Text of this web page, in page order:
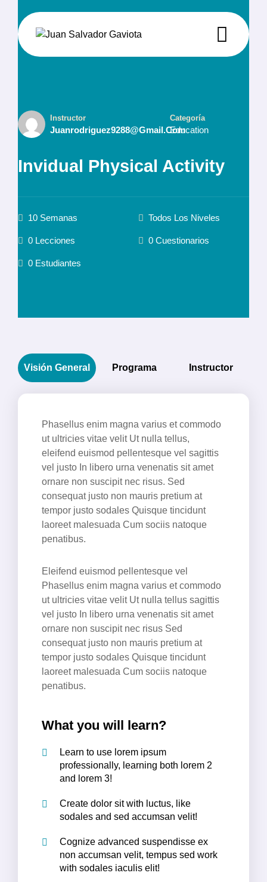
Instructor
Juanrodriguez9288@gmail.com
Categoría
Education
Invidual Physical Activity
10 Semanas Todos Los Niveles
0 Lecciones 0 Cuestionarios
0 Estudiantes
Visión General Programa Instructor
Phasellus enim magna varius et commodo
ut ultricies vitae velit Ut nulla tellus,
eleifend euismod pellentesque vel sagittis
vel justo In libero urna venenatis sit amet
ornare non suscipit nec risus. Sed
consequat justo non mauris pretium at
tempor justo sodales Quisque tincidunt
laoreet malesuada Cum sociis natoque
penatibus.
Eleifend euismod pellentesque vel
Phasellus enim magna varius et commodo
ut ultricies vitae velit Ut nulla tellus sagittis
vel justo In libero urna venenatis sit amet
ornare non suscipit nec risus Sed
consequat justo non mauris pretium at
tempor justo sodales Quisque tincidunt
laoreet malesuada Cum sociis natoque
penatibus.
What you will learn?
Learn to use lorem ipsum
professionally, learning both lorem 2
and lorem 3!
Create dolor sit with luctus, like
sodales and sed accumsan velit!
Cognize advanced suspendisse ex
non accumsan velit, tempus sed work
with sodales iaculis elit!